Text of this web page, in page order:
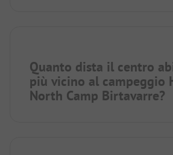
Quanto dista il centro
più vicino al campeggio
North Camp Birtavarre?